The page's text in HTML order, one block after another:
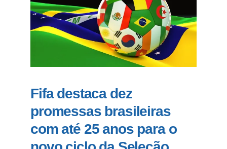
Fifa destaca dez
promessas brasileiras
com até 25 anos para o